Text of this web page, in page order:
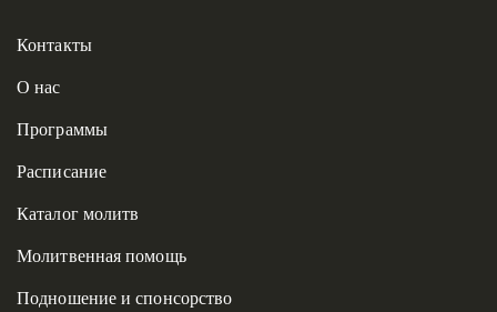
Контакты
О нас
Программы
Расписание
Каталог молитв
Молитвенная помощь
Подношение и спонсорство